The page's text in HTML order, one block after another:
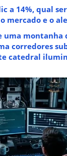
a 14%, qual
mercado e o
uma montanha
corredores
catedral